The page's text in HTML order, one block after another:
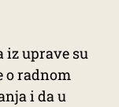
iz uprave su
o radnom
i da u